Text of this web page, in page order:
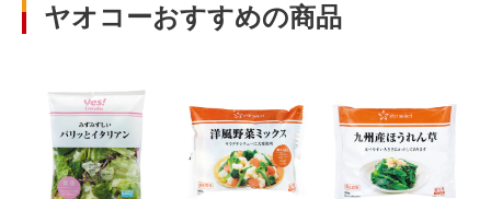
ヤオコーおすすめの商品